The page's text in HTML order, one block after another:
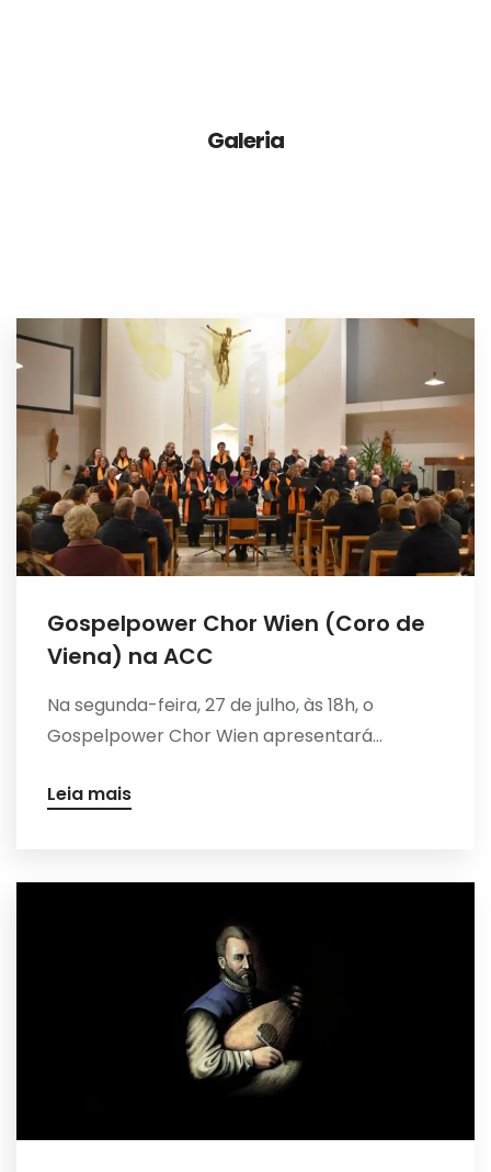
Agenda e programas
Associe-se
Contato
Galeria
Gospelpower Chor Wien (Coro de
Viena) na ACC
Na segunda-feira, 27 de julho, às 18h, o
Gospelpower Chor Wien apresentará...
Leia mais